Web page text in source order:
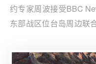
约专家周波接受BBC
东部战区位台岛周边联